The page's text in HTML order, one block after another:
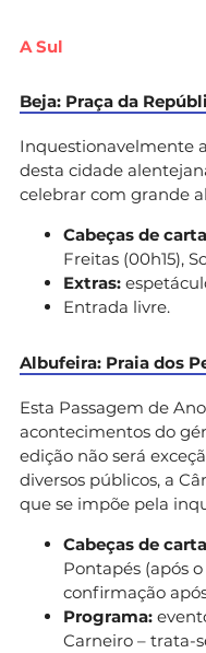
A Sul
Beja: Praça da
Inquestionavelmente
desta cidade
celebrar com grande
Cabeças de
Freitas (00h15),
Extras:
Entrada livre.
Albufeira: Praia dos
Esta Passagem de
acontecimentos do
edição não será
diversos públicos, a
que se impõe pela
Cabeças de
Pontapés (após
confirmação
Programa:
Carneiro – trata-